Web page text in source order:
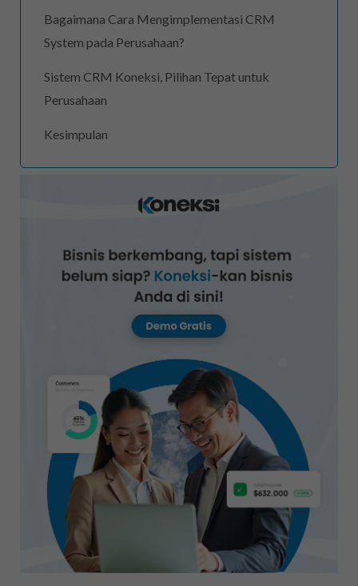
Bagaimana Cara Mengimplementasi CRM
System pada Perusahaan?
Sistem CRM Koneksi, Pilihan Tepat untuk
Perusahaan
Kesimpulan